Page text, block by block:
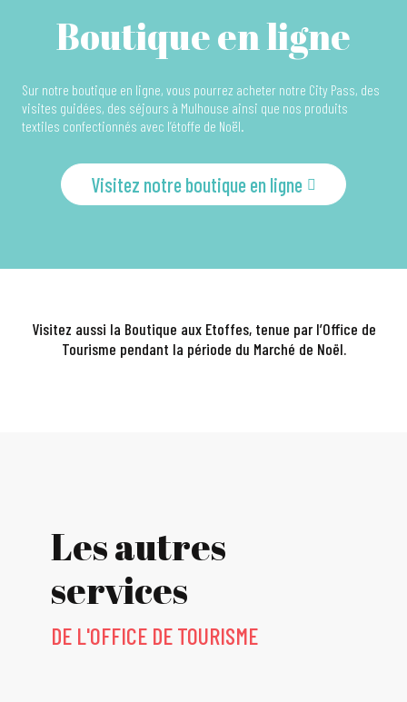
Boutique en ligne
Sur notre boutique en ligne, vous pourrez acheter notre City Pass, des
visites guidées, des séjours à Mulhouse ainsi que nos produits
textiles confectionnés avec l’étoffe de Noël.
Visitez notre boutique en ligne
Visitez aussi la Boutique aux Etoffes, tenue par l’Office de
Tourisme pendant la période du Marché de Noël.
Lire la suite
Les autres
services
DE L'OFFICE DE TOURISME